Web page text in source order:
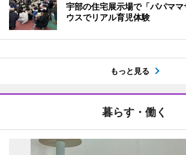
宇部の住宅展示場で「パパマ
ウスでリアル育児体験
もっと見る
暮らす・働く